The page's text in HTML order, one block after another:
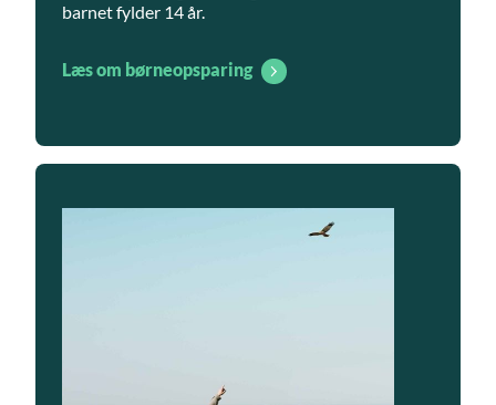
barnet fylder 14 år.
Læs om børneopsparing